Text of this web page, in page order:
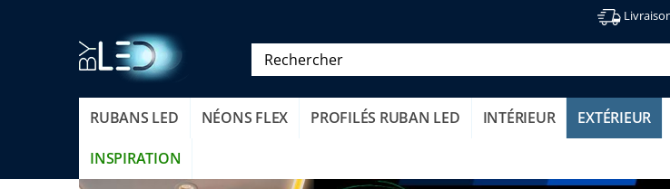
RUBANS LED NÉONS FLEX PROFILÉS RUBAN LED INTÉRIEUR EXTÉRIEUR
INSPIRATION